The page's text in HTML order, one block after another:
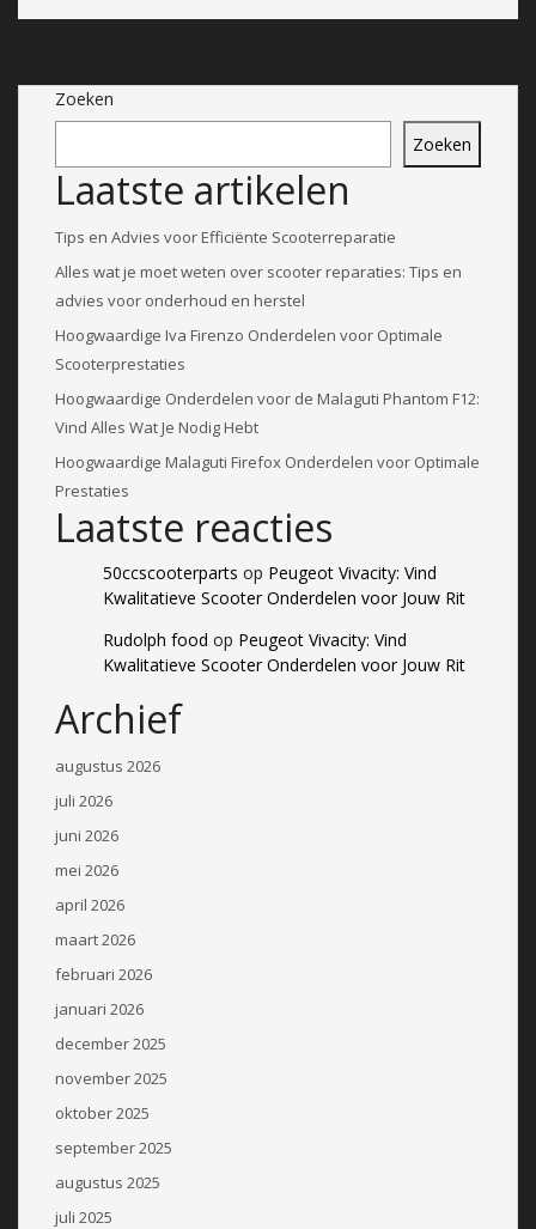
Zoeken
Zoeken
Laatste artikelen
Tips en Advies voor Efficiënte Scooterreparatie
Alles wat je moet weten over scooter reparaties: Tips en
advies voor onderhoud en herstel
Hoogwaardige Iva Firenzo Onderdelen voor Optimale
Scooterprestaties
Hoogwaardige Onderdelen voor de Malaguti Phantom F12:
Vind Alles Wat Je Nodig Hebt
Hoogwaardige Malaguti Firefox Onderdelen voor Optimale
Prestaties
Laatste reacties
50ccscooterparts op Peugeot Vivacity: Vind
Kwalitatieve Scooter Onderdelen voor Jouw Rit
Rudolph food op Peugeot Vivacity: Vind
Kwalitatieve Scooter Onderdelen voor Jouw Rit
Archief
augustus 2026
juli 2026
juni 2026
mei 2026
april 2026
maart 2026
februari 2026
januari 2026
december 2025
november 2025
oktober 2025
september 2025
augustus 2025
juli 2025